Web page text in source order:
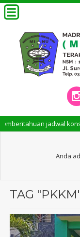
jadwal
Anda
TAG